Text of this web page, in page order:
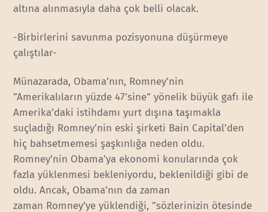
altına alınmasıyla daha çok belli olacak.
-Birbirlerini savunma pozisyonuna düşürmeye
çalıştılar-
Münazarada, Obama’nın, Romney’nin
”Amerikalıların yüzde 47’sine” yönelik büyük gafı ile
Amerika’daki istihdamı yurt dışına taşımakla
suçladığı Romney’nin eski şirketi Bain Capital’den
hiç bahsetmemesi şaşkınlığa neden oldu.
Romney’nin Obama’ya ekonomi konularında çok
fazla yüklenmesi bekleniyordu, beklenildiği gibi de
oldu. Ancak, Obama’nın da zaman
zaman Romney’ye yüklendiği, ”sözlerinizin ötesinde